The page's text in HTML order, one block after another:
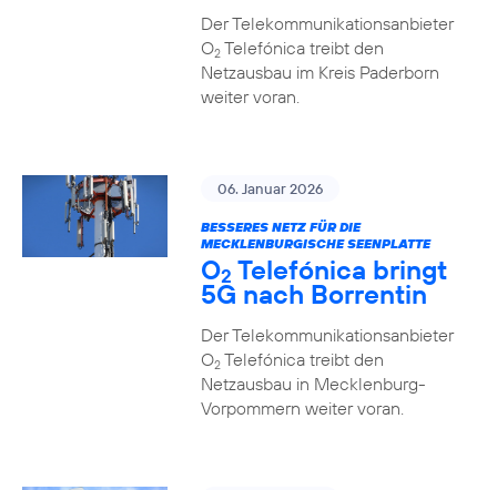
Der Telekommunikationsanbieter
O2Telefónica treibt den
Netzausbau im Kreis Paderborn
weiter voran.
06. Januar 2026
BESSERES NETZ FÜR DIE
MECKLENBURGISCHE SEENPLATTE
O2 Telefónica bringt
5G nach Borrentin
Der Telekommunikationsanbieter
O2Telefónica treibt den
Netzausbau in Mecklenburg-
Vorpommern weiter voran.